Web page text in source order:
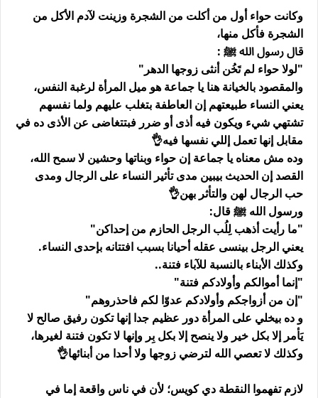
وكانت حواء أول من أكلت من الشجرة وزينت لآدم الأكل من
الشجرة فأكل منها،
قال رسول الله ﷺ :
"لولا حواء لم تَخُن أنثى زوجها الدهر"
والمقصود بالخيانة هنا يا جماعة هو ميل المرأة لرغبة النفس،
يعني النساء طبيعتهم إن العاطفة بتغلب عليهم ولما نفسهم
تشتهي شيء ويكون فيه أذى أو ضرر فبتتغاضى عن الأذى ده في
مقابل إنها تعمل إللي نفسها فيه👌
وده مش معناه يا جماعة إن حواء وبناتها وحشين لا سمح الله،
القصد إن الحديث بيبين مدى تأثير النساء على الرجال ومدى
حب الرجال لهن والتأثر بهن👌
ورسول الله ﷺ قال:
"ما رأيت أذهب لِلُب الرجل الحازم من إحداكن"
يعني الرجل بينسى عقله أحيانا بسبب افتتانه بإحدى النساء.
وكذلك الأبناء بالنسبة للآباء فتنة..
"إنما أموالكم وأولادكم فتنة"
"إن من أزواجكم وأولادكم عدوّا لكم فاحذروهم"
و ده بيخلي على المرأة دور عظيم جدا إنها تكون رفيق صالح لا
يَأمر إلا بكل خير ولا ينصح إلا بكل بِر وإنها لا تكون فتنة لغيرها،
وكذلك لا تعصي الله لترضي زوجها ولا أحدا من أبنائها👌
لازم تفهموا النقطة دي كويس؛ لأن في ناس واقعة إما في